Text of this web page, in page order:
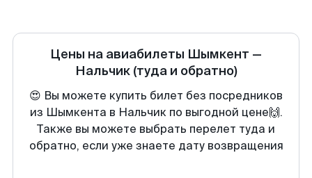
Цены на авиабилеты Шымкент —
Нальчик (туда и обратно)
😍 Вы можете купить билет без посредников
из Шымкента в Нальчик по выгодной цене🙌.
Также вы можете выбрать перелет туда и
обратно, если уже знаете дату возвращения